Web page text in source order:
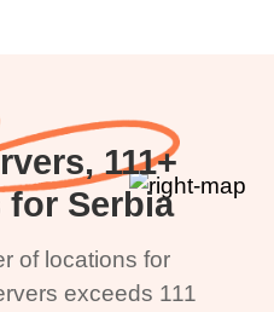
111+
Serbia
of locations for
exceeds 111